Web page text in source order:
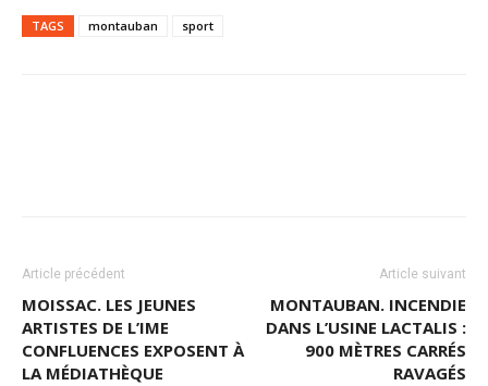
TAGS montauban sport
Article précédent
MOISSAC. LES JEUNES
ARTISTES DE L’IME
CONFLUENCES EXPOSENT À
LA MÉDIATHÈQUE
Article suivant
MONTAUBAN. INCENDIE
DANS L’USINE LACTALIS :
900 MÈTRES CARRÉS
RAVAGÉS